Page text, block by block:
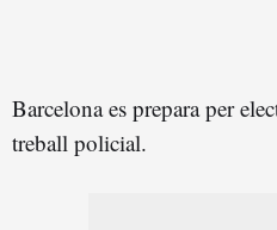
Barcelona es prepara per
treball policial.